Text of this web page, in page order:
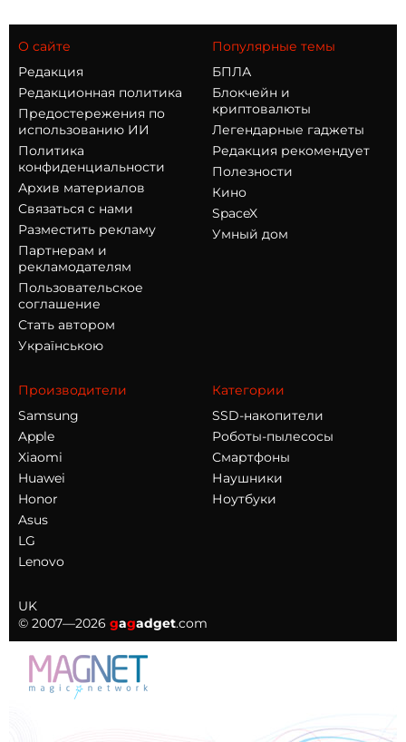
О сайте
Редакция
Редакционная политика
Предостережения по
использованию ИИ
Политика
конфиденциальности
Архив материалов
Связаться с нами
Разместить рекламу
Партнерам и
рекламодателям
Пользовательское
соглашение
Стать автором
Українською
Популярные темы
БПЛА
Блокчейн и
криптовалюты
Легендарные гаджеты
Редакция рекомендует
Полезности
Кино
SpaceX
Умный дом
Производители
Samsung
Apple
Xiaomi
Huawei
Honor
Asus
LG
Lenovo
Категории
SSD-накопители
Роботы-пылесосы
Смартфоны
Наушники
Ноутбуки
UK
© 2007—2026 gagadget.com